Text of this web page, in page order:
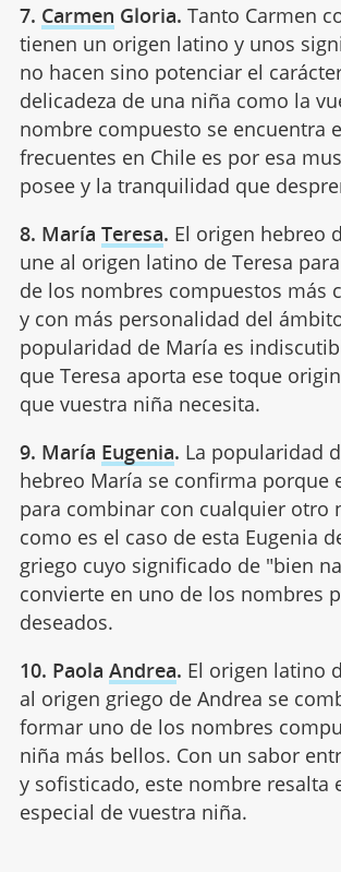
7. Carmen Gloria. Tanto Carmen
tienen un origen latino y unos
no hacen sino potenciar el
delicadeza de una niña como la
nombre compuesto se encuentra
frecuentes en Chile es por esa
posee y la tranquilidad que
8. María Teresa. El origen hebreo
une al origen latino de Teresa
de los nombres compuestos más
y con más personalidad del
popularidad de María es
que Teresa aporta ese toque
que vuestra niña necesita.
9. María Eugenia. La popularidad
hebreo María se confirma porque
para combinar con cualquier otro
como es el caso de esta Eugenia
griego cuyo significado de "bien
convierte en uno de los nombres
deseados.
10. Paola Andrea. El origen latino
al origen griego de Andrea se
formar uno de los nombres
niña más bellos. Con un sabor
y sofisticado, este nombre resalta
especial de vuestra niña.